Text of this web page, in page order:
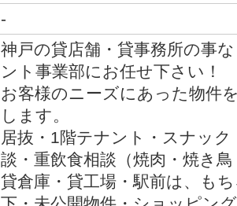
-
神戸の貸店舗・貸事務所の事
ント事業部にお任せ下さい！
お客様のニーズにあった物件
します。
居抜・1階テナント・スナッ
談・重飲食相談（焼肉・焼き
貸倉庫・貸工場・駅前は、も